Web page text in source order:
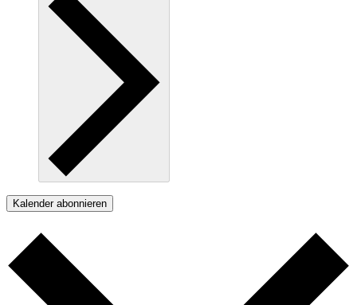
Kalender abonnieren